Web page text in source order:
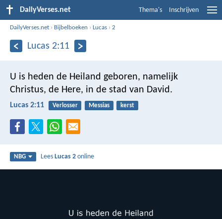
DailyVerses.net Thema's Inschrijven
DailyVerses.net › Bijbelboeken ›Lucas ›2
Lucas 2:11
U is heden de Heiland geboren, namelijk
Christus, de Here, in de stad van David.
Lucas 2:11 Verlosser Messias kerst
NBG LeesLucas 2 online